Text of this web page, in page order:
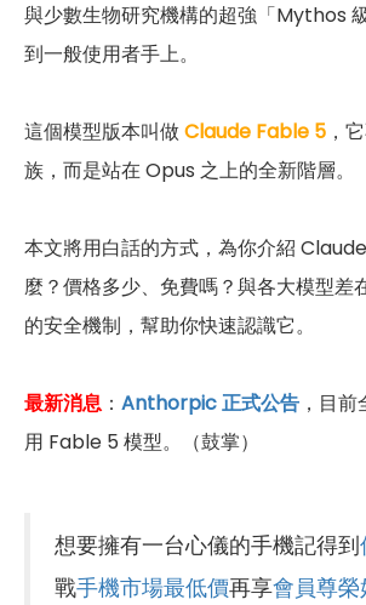
與少數生物研究機構的超強「Mythos
到一般使用者手上。
這個模型版本叫做Claude Fable 5 ，
族，而是站在 Opus 之上的全新階層。
本文將用白話的方式，為你介紹
麼？價格多少、免費嗎？與各大模型差
的安全機制，幫助你快速認識它。
最新消息： Anthorpic 正式公告 ，目
用 Fable 5 模型。（鼓掌）
想要擁有一台心儀的手機記得到
戰手機市場最低價再享會員尊榮